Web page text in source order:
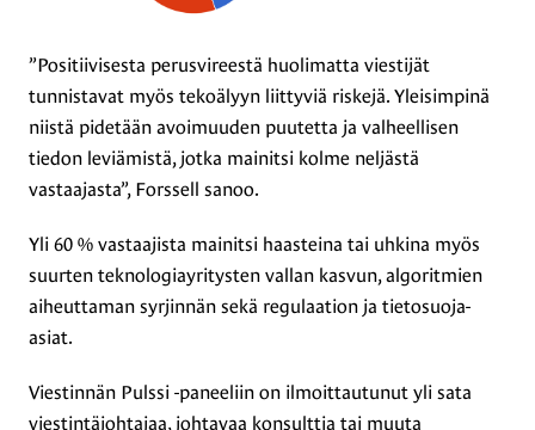
”Positiivisesta perusvireestä huolimatta viestijät
tunnistavat myös tekoälyyn liittyviä riskejä. Yleisimpinä
niistä pidetään avoimuuden puutetta ja valheellisen
tiedon leviämistä, jotka mainitsi kolme neljästä
vastaajasta”, Forssell sanoo.
Yli 60 % vastaajista mainitsi haasteina tai uhkina myös
suurten teknologiayritysten vallan kasvun, algoritmien
aiheuttaman syrjinnän sekä regulaation ja tietosuoja-
asiat.
Viestinnän Pulssi -paneeliin on ilmoittautunut yli sata
viestintäjohtajaa, johtavaa konsulttia tai muuta